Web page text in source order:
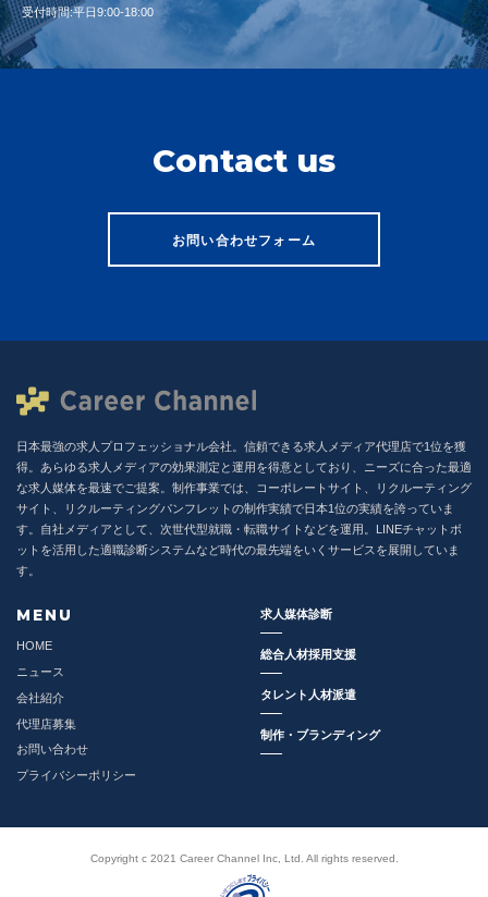
せん。
ご本人の同意がある場合
法令に基づく場合
国の機関若しくは地方公共団体又はその委託を受けた者が法令の定める事務
5. 個人情報取扱いの委託
す。
6. 個人情報の開示等の請求
お客様が当社に対してご自身の個人情報の開示等（利用目的の通知、開示、
内容の訂正・追加・削除、利用の停止または消去、第三者への提供の停止、
提供記録の開示）に関して、当社「個人情報に関するお問合わせ窓口」に申
し出ることができます。その際、当社はご本人を確認させていただいたうえ
い。
〒105-5518 東京都港区虎ノ門2-6-1 虎ノ門ヒルズステーションタワー18階
口責任者
メールアドレス：privacy@careerchannel.co.jp
※特定電子メールはご遠慮ください
です。ただし、必要な項目をいただけない場合、各サービス等が適切な状態
受付時間:平日9:00-18:00
Contact us
お問い合わせフォーム
日本最強の求人プロフェッショナル会社。信頼できる求人メディア代理店で1位を獲
得。あらゆる求人メディアの効果測定と運用を得意としており、ニーズに合った最適
な求人媒体を最速でご提案。制作事業では、コーポレートサイト、リクルーティング
サイト、リクルーティングパンフレットの制作実績で日本1位の実績を誇っていま
す。自社メディアとして、次世代型就職・転職サイトなどを運用。LINEチャットボ
ットを活用した適職診断システムなど時代の最先端をいくサービスを展開していま
す。
MENU
HOME
ニュース
会社紹介
代理店募集
お問い合わせ
プライバシーポリシー
求人媒体診断
総合人材採用支援
タレント人材派遣
制作・ブランディング
Copyright c 2021 Career Channel Inc, Ltd. All rights reserved.